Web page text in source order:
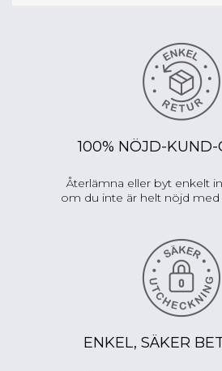
100% NÖJD-KUND-
Återlämna eller byt enkelt
om du inte är helt nöjd med
ENKEL, SÄKER